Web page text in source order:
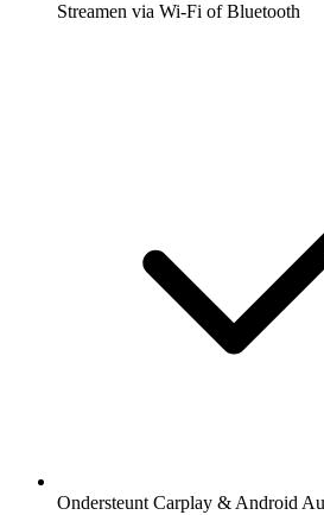
Streamen via Wi-Fi of Bluetooth
Ondersteunt Carplay & Android